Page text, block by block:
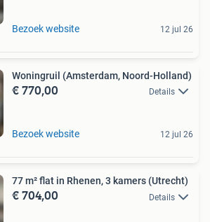
Bezoek website 12 jul 26
Woningruil (Amsterdam, Noord-Holland)
€ 770,00 Details
Bezoek website 12 jul 26
77 m² flat in Rhenen, 3 kamers (Utrecht)
€ 704,00 Details